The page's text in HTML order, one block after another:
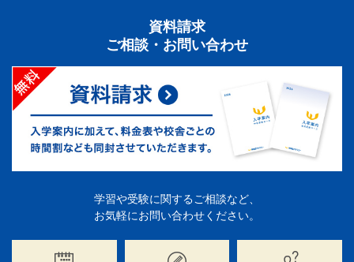
資料請求
ご相談・お問い合わせ
学習や受験に関するご相談など、
お気軽にお問い合わせください。